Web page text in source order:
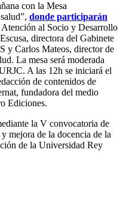
con la Mesa
donde participarán
al Socio y Desarrollo
directora del Gabinete
y Carlos Mateos, director de
La mesa será moderada
A las 12h se iniciará el
de contenidos de
fundadora del medio
Ediciones.
la V convocatoria de
mejora de la docencia de la
de la Universidad Rey